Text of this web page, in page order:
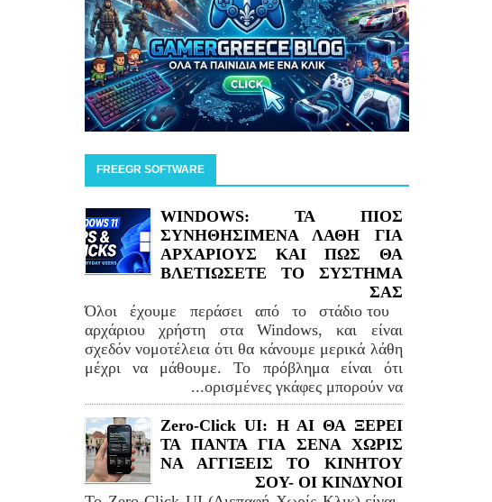
FREEGR SOFTWARE
WINDOWS: ΤΑ ΠΙΟΣ
ΣΥΝΗΘΗΣΙΜΕΝΑ ΛΑΘΗ ΓΙΑ
ΑΡΧΑΡΙΟΥΣ ΚΑΙ ΠΩΣ ΘΑ
ΒΛΕΤΙΩΣΕΤΕ ΤΟ ΣΥΣΤΗΜΑ
ΣΑΣ
Όλοι έχουμε περάσει από το στάδιο του
αρχάριου χρήστη στα Windows, και είναι
σχεδόν νομοτέλεια ότι θα κάνουμε μερικά λάθη
μέχρι να μάθουμε. Το πρόβλημα είναι ότι
ορισμένες γκάφες μπορούν να...
Zero-Click UI: H AI ΘΑ ΞΕΡΕΙ
ΤΑ ΠΑΝΤΑ ΓΙΑ ΣΕΝΑ ΧΩΡΙΣ
ΝΑ ΑΓΓΙΞΕΙΣ ΤΟ ΚΙΝΗΤΟΥ
ΣΟΥ- ΟΙ ΚΙΝΔΥΝΟΙ